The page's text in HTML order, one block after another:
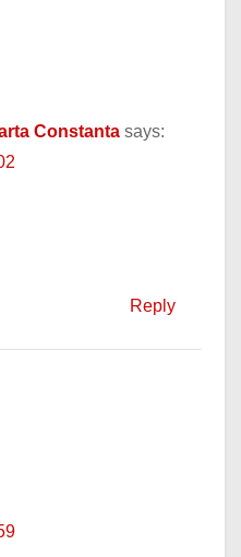
Constanta says:
Reply